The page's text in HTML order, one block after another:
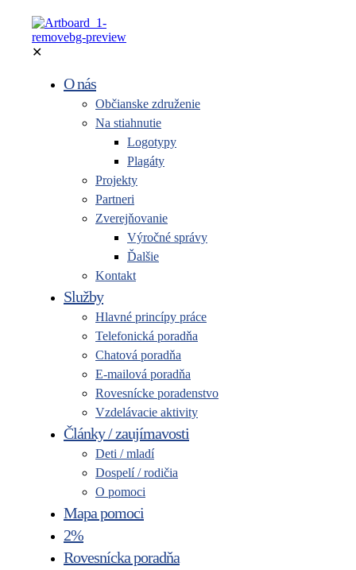
✕
O nás
Občianske združenie
Na stiahnutie
Logotypy
Plagáty
Projekty
Partneri
Zverejňovanie
Výročné správy
Ďalšie
Kontakt
Služby
Hlavné princípy práce
Telefonická poradňa
Chatová poradňa
E-mailová poradňa
Rovesnícke poradenstvo
Vzdelávacie aktivity
Články / zaujímavosti
Deti / mladí
Dospelí / rodičia
O pomoci
Mapa pomoci
2%
Rovesnícka poradňa